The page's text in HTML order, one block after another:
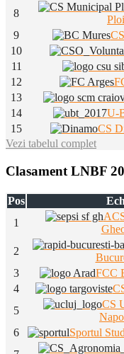
8
9
10
11
12
13
14
U-
15
CS
Vezi tabelul complet
Clasament LNBF
Pos
1
2
3
FCC
4
5
CS
6
Sportul